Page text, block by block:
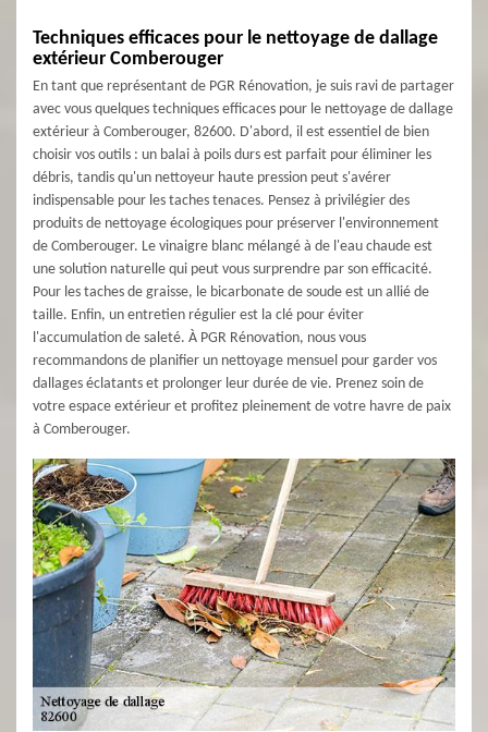
Techniques efficaces pour le nettoyage de dallage
extérieur Comberouger
En tant que représentant de PGR Rénovation, je suis ravi de partager
avec vous quelques techniques efficaces pour le nettoyage de dallage
extérieur à Comberouger, 82600. D'abord, il est essentiel de bien
choisir vos outils : un balai à poils durs est parfait pour éliminer les
débris, tandis qu'un nettoyeur haute pression peut s'avérer
indispensable pour les taches tenaces. Pensez à privilégier des
produits de nettoyage écologiques pour préserver l'environnement
de Comberouger. Le vinaigre blanc mélangé à de l'eau chaude est
une solution naturelle qui peut vous surprendre par son efficacité.
Pour les taches de graisse, le bicarbonate de soude est un allié de
taille. Enfin, un entretien régulier est la clé pour éviter
l'accumulation de saleté. À PGR Rénovation, nous vous
recommandons de planifier un nettoyage mensuel pour garder vos
dallages éclatants et prolonger leur durée de vie. Prenez soin de
votre espace extérieur et profitez pleinement de votre havre de paix
à Comberouger.